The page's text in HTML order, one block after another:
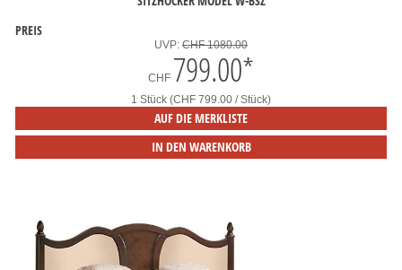
PREIS
UVP: CHF 1080.00
CHF 799.00*
1 Stück (CHF 799.00 / Stück)
AUF DIE MERKLISTE
IN DEN WARENKORB